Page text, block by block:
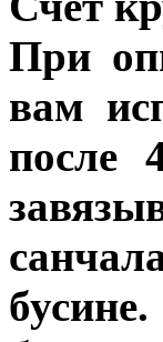
При
вам
после